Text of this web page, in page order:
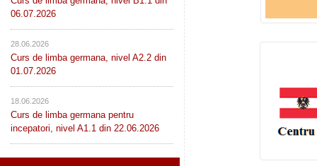
06.07.2026
28.06.2026
Curs de limba germana, nivel A2.2 din
01.07.2026
18.06.2026
Curs de limba germana pentru
incepatori, nivel A1.1 din 22.06.2026